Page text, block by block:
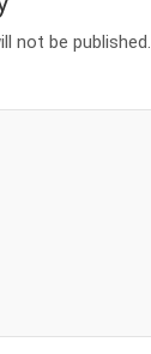
not be published.